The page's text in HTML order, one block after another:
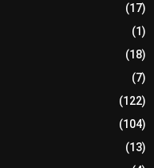
(17)
(1)
(18)
(7)
(122)
(104)
(13)